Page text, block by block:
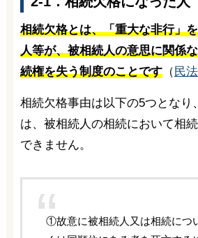
相続欠格とは、「重大な非行」
人等が、被相続人の意思に関係
続権を失う制度のことです（ 民
相続欠格事由は以下の5つとなり
は、被相続人の相続において相
できません。
①故意に被相続人又は相続につ